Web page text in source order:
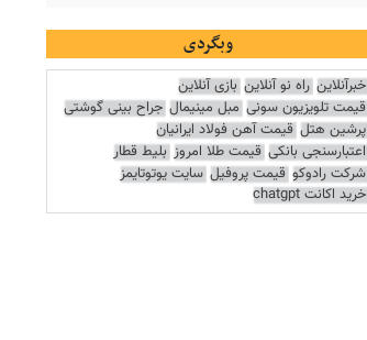
وبگردی
خبرآنلاین راه نو آنلاین بازی آنلاین
قیمت تلویزیون سونی مبل مینیمال جراح بینی گوشتی
پرشین هتل قیمت آهن فولاد ایرانیان
اعتبارسنجی بانکی قیمت طلا امروز بلیط قطار
شرکت رادوکو قیمت پروفیل سایت یوتوتایمز
خرید اکانت chatgpt